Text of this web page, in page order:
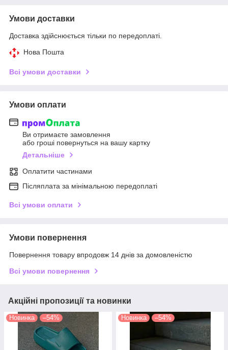
Умови доставки
Доставка здійснюється тільки по передоплаті.
Нова Пошта
Всі умови доставки
Умови оплати
Ви отримаєте замовлення
або гроші повернуться на вашу картку
Детальніше
Оплатити частинами
Післяплата за мінімальною передоплаті
Всі умови оплати
Умови повернення
Повернення товару впродовж 14 днів за домовленістю
Всі умови повернення
Акційні пропозиції та новинки
Новинка –54% Новинка –54%